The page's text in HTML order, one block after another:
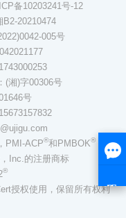
备10203241号-12
20210474
005号
(湘)字00306号
号
PMI-ACP®和PMBOK®
Inc.的注册商标
®
授权使用，保留所有权利